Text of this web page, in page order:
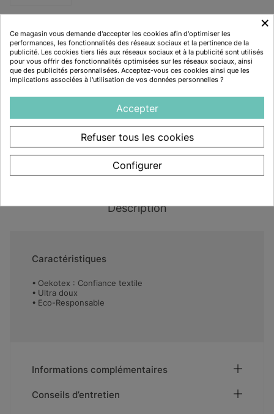
38,23 €
TTC
AJOUTER AU PANIER
Description
Caractéristiques
Oekotex : Confiance textile
Ultra doux
Eco-Responsable
Informations complémentaires
Conseils d’entretien
×
Ce magasin vous demande d'accepter les cookies afin d'optimiser les
performances, les fonctionnalités des réseaux sociaux et la pertinence de la
publicité. Les cookies tiers liés aux réseaux sociaux et à la publicité sont utilisés
pour vous offrir des fonctionnalités optimisées sur les réseaux sociaux, ainsi
que des publicités personnalisées. Acceptez-vous ces cookies ainsi que les
implications associées à l'utilisation de vos données personnelles ?
Accepter
Refuser tous les cookies
Configurer